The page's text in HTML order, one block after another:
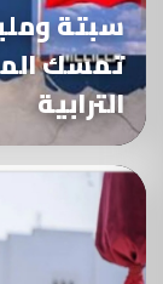
سبتة
تمسك
الترابية